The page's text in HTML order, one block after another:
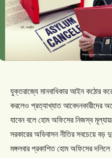
যুক্তরাজ্যে মানবাধিকার আইন কঠোর
করলেও প্রত্যাখ্যাত আবেদনকারীদের
যাবেন বলে হোম অফিসের নিজস্ব
সরকারের অভিবাসন নীতির সবচেয়ে বড়
মঙ্গলবার প্রকাশিত হোম অফিসের দলিলে